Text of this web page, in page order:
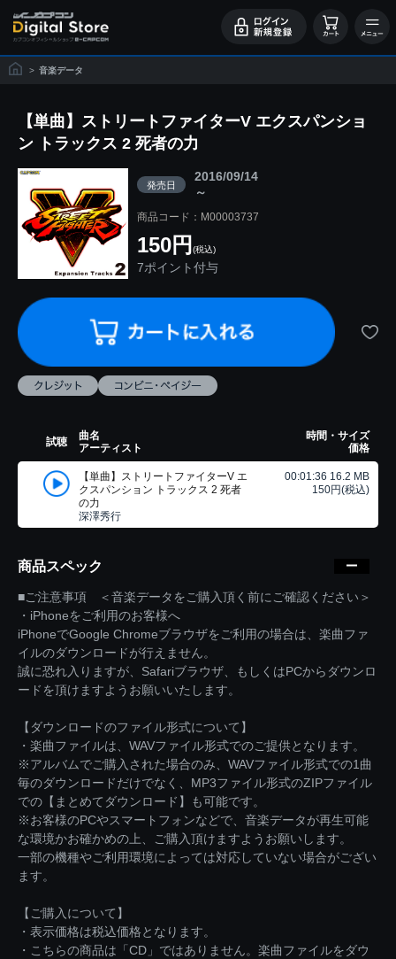
> 音楽データ
【単曲】ストリートファイターV エクスパンショ
ン トラックス 2 死者の力
発売日
2016/09/14
～
商品コード：M00003737
150円 (税込)
7ポイント付与
試聴
曲名
アーティスト
時間・サイズ
価格
【単曲】ストリートファイターV エ
クスパンション トラックス 2 死者
の力
深澤秀行
00:01:36 16.2 MB
150円(税込)
商品スペック
■ご注意事項 ＜音楽データをご購入頂く前にご確認ください＞
・iPhoneをご利用のお客様へ
iPhoneでGoogle Chromeブラウザをご利用の場合は、楽曲ファ
イルのダウンロードが行えません。
誠に恐れ入りますが、Safariブラウザ、もしくはPCからダウンロ
ードを頂けますようお願いいたします。
【ダウンロードのファイル形式について】
・楽曲ファイルは、WAVファイル形式でのご提供となります。
※アルバムでご購入された場合のみ、WAVファイル形式での1曲
毎のダウンロードだけでなく、MP3ファイル形式のZIPファイル
での【まとめてダウンロード】も可能です。
※お客様のPCやスマートフォンなどで、音楽データが再生可能
な環境かお確かめの上、ご購入頂けますようお願いします。
一部の機種やご利用環境によっては対応していない場合がござい
ます。
【ご購入について】
・表示価格は税込価格となります。
・こちらの商品は「CD」ではありません。楽曲ファイルをダウ